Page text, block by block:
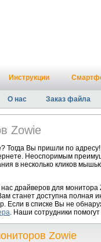
Инструкции
О нас Заказ файла
Zowie
Тогда Вы пришли по
Неоспоримым
в несколько кликов
драйверов для
станет доступна
Если в списке Вы не
. Наши сотрудники
Zowie